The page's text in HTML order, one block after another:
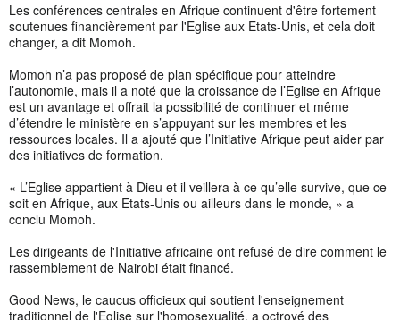
Les conférences centrales en Afrique continuent d'être fortement
soutenues financièrement par l'Eglise aux Etats-Unis, et cela doit
changer, a dit Momoh.
Momoh n’a pas proposé de plan spécifique pour atteindre
l’autonomie, mais il a noté que la croissance de l’Eglise en Afrique
est un avantage et offrait la possibilité de continuer et même
d’étendre le ministère en s’appuyant sur les membres et les
ressources locales. Il a ajouté que l’Initiative Afrique peut aider par
des initiatives de formation.
« L’Eglise appartient à Dieu et il veillera à ce qu’elle survive, que ce
soit en Afrique, aux Etats-Unis ou ailleurs dans le monde, » a
conclu Momoh.
Les dirigeants de l'Initiative africaine ont refusé de dire comment le
rassemblement de Nairobi était financé.
Good News, le caucus officieux qui soutient l'enseignement
traditionnel de l'Eglise sur l'homosexualité, a octroyé des